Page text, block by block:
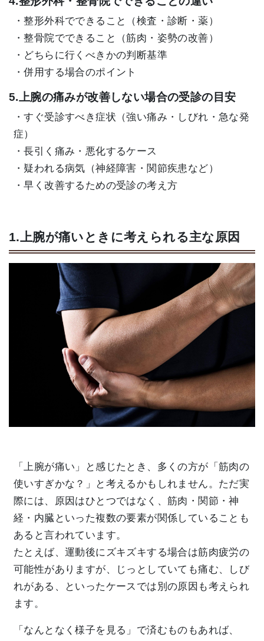
・整形外科でできること（検査・診断・薬）
・整骨院でできること（筋肉・姿勢の改善）
・どちらに行くべきかの判断基準
・併用する場合のポイント
5.上腕の痛みが改善しない場合の受診の目安
・すぐ受診すべき症状（強い痛み・しびれ・急な発
症）
・長引く痛み・悪化するケース
・疑われる病気（神経障害・関節疾患など）
・早く改善するための受診の考え方
1.上腕が痛いときに考えられる主な原因
「上腕が痛い」と感じたとき、多くの方が「筋肉の
使いすぎかな？」と考えるかもしれません。ただ実
際には、原因はひとつではなく、筋肉・関節・神
経・内臓といった複数の要素が関係していることも
あると言われています。
たとえば、運動後にズキズキする場合は筋肉疲労の
可能性がありますが、じっとしていても痛む、しび
れがある、といったケースでは別の原因も考えられ
ます。
「なんとなく様子を見る」で済むものもあれば、